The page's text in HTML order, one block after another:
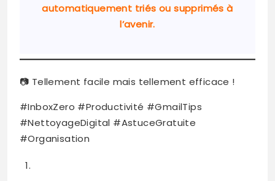
automatiquement triés ou supprimés à
l’avenir.
📷 Tellement facile mais tellement efficace !
#InboxZero #Productivité #GmailTips
#NettoyageDigital #AstuceGratuite
#Organisation